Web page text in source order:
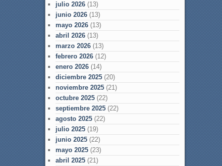
julio 2026(13)
junio 2026(13)
mayo 2026(13)
abril 2026(13)
marzo 2026(13)
febrero 2026(12)
enero 2026(14)
diciembre 2025(20)
noviembre 2025(21)
octubre 2025(22)
septiembre 2025(22)
agosto 2025(22)
julio 2025(19)
junio 2025(22)
mayo 2025(23)
abril 2025(21)